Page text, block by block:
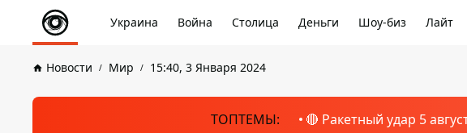
Украина Война Столица Деньги Шоу-биз Лайт
Новости Мир 15:40, 3 Января 2024
ТОПТЕМЫ: 🔴 Ракетный удар 5